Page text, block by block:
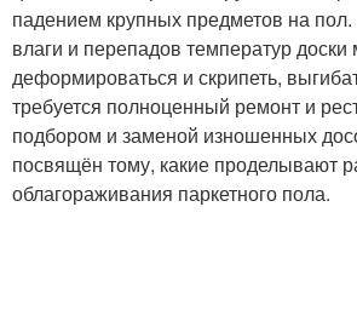
падением крупных предметов на пол.
влаги и перепадов температур доски
деформироваться и скрипеть,
требуется полноценный ремонт и
подбором и заменой изношенных
посвящён тому, какие проделывают
облагораживания паркетного пола.